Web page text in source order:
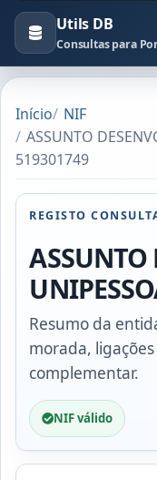
Utils DB
Consultas para
Início
NIF
ASSUNTO
519301749
REGISTO
ASSUNTO
Resumo da
morada,
complementar.
NIF válido